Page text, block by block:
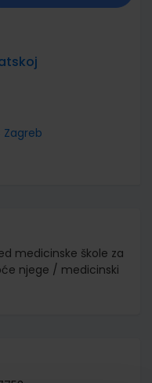
Zagreb
medicinske škole za
njege / medicinski